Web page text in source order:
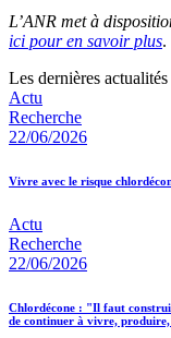
L’ANR met à
ici pour en savoir plus.
Les dernières actualités
Actu
Recherche
22/06/2026
Vivre avec le risque
Actu
Recherche
22/06/2026
Chlordécone : "Il faut
de continuer à vivre,